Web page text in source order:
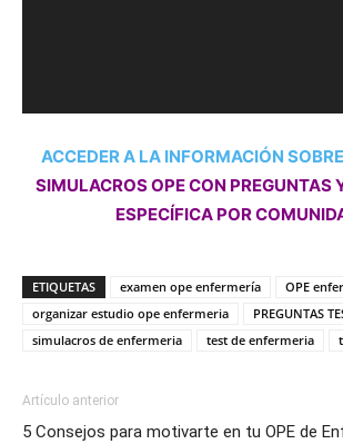
ACCEDER A LA INFORMACIÓN
SIMULACROS OPE CON PREGUNTAS
ESPECÍFICA POR
ETIQUETAS examen ope enfermería
OPE
organizar estudio ope enfermeria
PREGUNTAS
simulacros de enfermeria
test de enfermeria
Artículo anterior
5 Consejos para motivarte en tu OPE de